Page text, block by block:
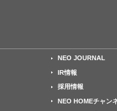
NEO JOURNAL
IR情報
採用情報
NEO HOMEチャン